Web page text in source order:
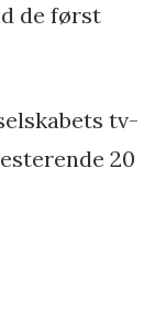
de først
tv-
20